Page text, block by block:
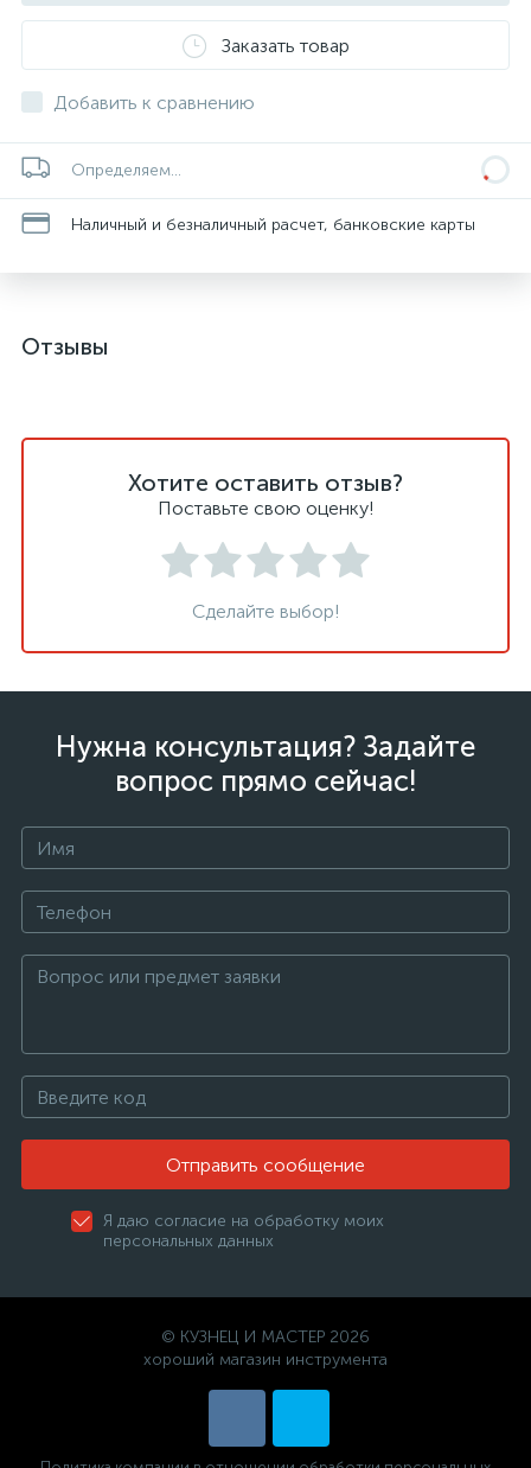
Заказать товар
Добавить к сравнению
Определяем...
Наличный и безналичный расчет, банковские карты
Отзывы
Хотите оставить отзыв?
Поставьте свою оценку!
Сделайте выбор!
Нужна консультация? Задайте
вопрос прямо сейчас!
Отправить сообщение
Я даю согласие на обработку моих
персональных данных
© КУЗНЕЦ И МАСТЕР 2026
хороший магазин инструмента